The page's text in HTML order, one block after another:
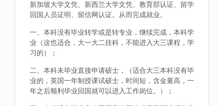
新加坡大学文凭、新西兰大学文凭、教育部认证、留学
回国人员证明、留信网认证。从而完成就业。
一、本科没有毕业转学或是转专业，继续完成，本科学
业（这也适合，大一大二挂科，不能进入大三课程，学
习的）；
二、本科未毕业直接申请硕士，（适合大三本科没有毕
业的，英国一年制授课试硕士，时间短，含金量高，一
年之后顺利毕业回国就可以进入工作岗位。）；